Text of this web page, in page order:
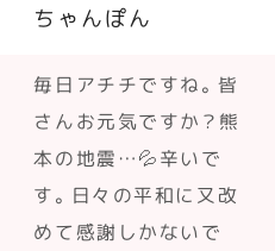
ちゃんぽん
毎日アチチですね。皆
さんお元気ですか？熊
本の地震…💦辛いで
す。日々の平和に又改
めて感謝しかないで